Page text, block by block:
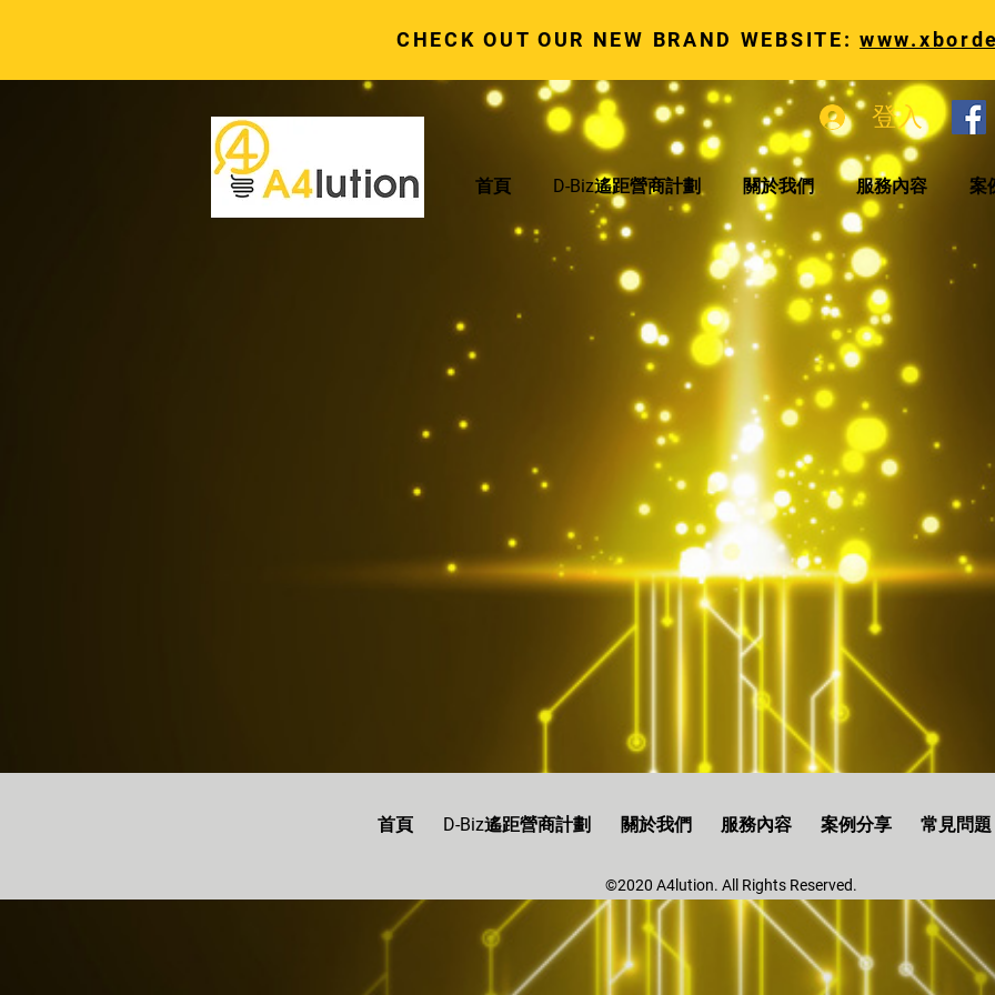
CHECK OUT OUR NEW BRAND WEBSITE:
登入
首頁 D-Biz遙距營商計劃 關於我們 服務內容 案
首頁 D-Biz遙距營商計劃 關於我們 服務內容 案例分享 常見問題
©2020 A4lution. All Rights Reserved.